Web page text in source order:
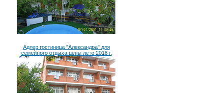
Адлер гостиница "Александра" для
семейного отдыха цены лето 2018 г.